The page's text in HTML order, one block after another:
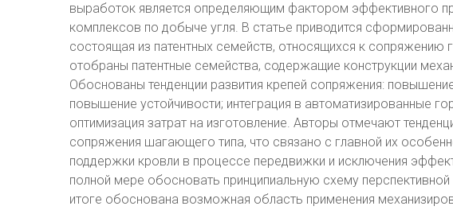
выработок является определяющим фактором эффективного
комплексов по добыче угля. В статье приводится
состоящая из патентных семейств, относящихся к сопряжению
отобраны патентные семейства, содержащие конструкции
Обоснованы тенденции развития крепей сопряжения:
повышение устойчивости; интеграция в автоматизированные
оптимизация затрат на изготовление. Авторы отмечают
сопряжения шагающего типа, что связано с главной их
поддержки кровли в процессе передвижки и исключения
полной мере обосновать принципиальную схему
итоге обоснована возможная область применения